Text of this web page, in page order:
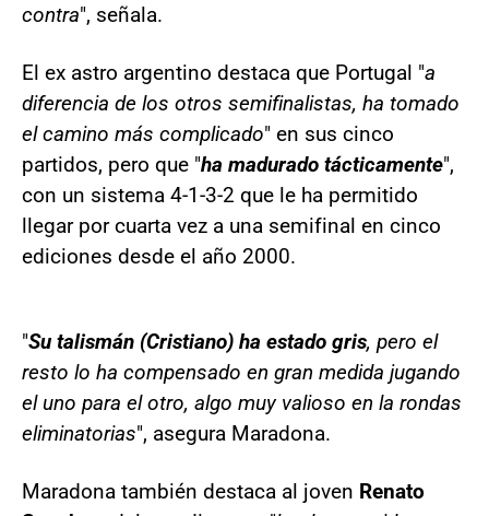
contra", señala.
El ex astro argentino destaca que Portugal "a
diferencia de los otros semifinalistas, ha tomado
el camino más complicado" en sus cinco
partidos, pero que "ha madurado tácticamente",
con un sistema 4-1-3-2 que le ha permitido
llegar por cuarta vez a una semifinal en cinco
ediciones desde el año 2000.
"Su talismán (Cristiano) ha estado gris, pero el
resto lo ha compensado en gran medida jugando
el uno para el otro, algo muy valioso en la rondas
eliminatorias", asegura Maradona.
Maradona también destaca al joven Renato